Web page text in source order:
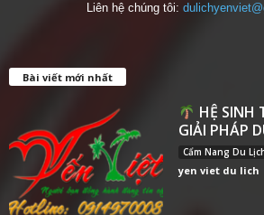
Liên hệ chúng tôi:
Bài viết mới nhất
HỆ SINH
GIẢI PHÁP
Cẩm Nang Du
yen viet du lich